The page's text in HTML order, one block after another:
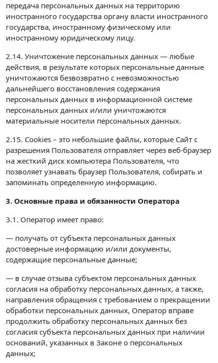
передача персональных данных на территорию
иностранного государства органу власти иностранного
государства, иностранному физическому или
иностранному юридическому лицу.
2.14. Уничтожение персональных данных — любые
действия, в результате которых персональные данные
уничтожаются безвозвратно с невозможностью
дальнейшего восстановления содержания
персональных данных в информационной системе
персональных данных и/или уничтожаются
материальные носители персональных данных.
2.15. Cookies – это небольшие файлы, которые Сайт с
разрешения Пользователя отправляет через веб-браузер
на жесткий диск компьютера Пользователя, что
позволяет узнавать браузер Пользователя, собирать и
запоминать определенную информацию.
3. Основные права и обязанности Оператора
3.1. Оператор имеет право:
— получать от субъекта персональных данных
достоверные информацию и/или документы,
содержащие персональные данные;
— в случае отзыва субъектом персональных данных
согласия на обработку персональных данных, а также,
направления обращения с требованием о прекращении
обработки персональных данных, Оператор вправе
продолжить обработку персональных данных без
согласия субъекта персональных данных при наличии
оснований, указанных в Законе о персональных
данных;